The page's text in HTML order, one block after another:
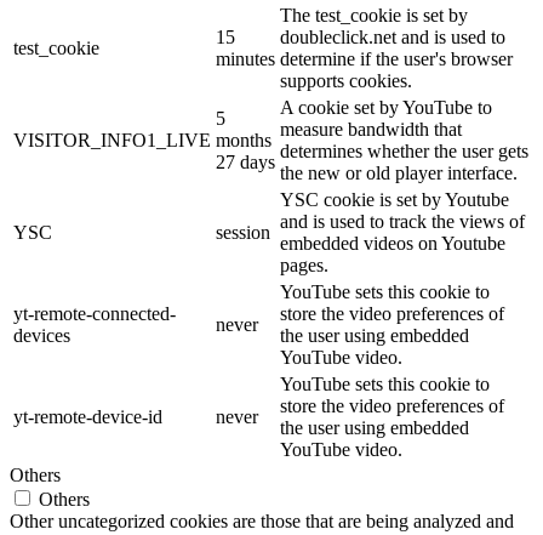
test_cookie
15
minutes
The test_cookie is set by
doubleclick.net and is used to
determine if the user's browser
supports cookies.
VISITOR_INFO1_LIVE
5
months
27 days
A cookie set by YouTube to
measure bandwidth that
determines whether the user gets
the new or old player interface.
YSC session
YSC cookie is set by Youtube
and is used to track the views of
embedded videos on Youtube
pages.
yt-remote-connected-
devices
never
YouTube sets this cookie to
store the video preferences of
the user using embedded
YouTube video.
yt-remote-device-id never
YouTube sets this cookie to
store the video preferences of
the user using embedded
YouTube video.
Others
Others
Other uncategorized cookies are those that are being analyzed and